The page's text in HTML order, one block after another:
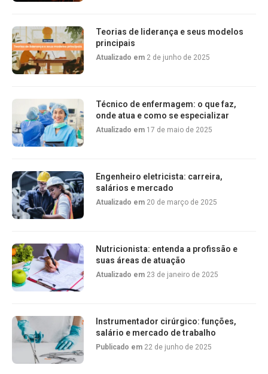
Teorias de liderança e seus modelos
principais
Atualizado em 2 de junho de 2025
Técnico de enfermagem: o que faz,
onde atua e como se especializar
Atualizado em 17 de maio de 2025
Engenheiro eletricista: carreira,
salários e mercado
Atualizado em 20 de março de 2025
Nutricionista: entenda a profissão e
suas áreas de atuação
Atualizado em 23 de janeiro de 2025
Instrumentador cirúrgico: funções,
salário e mercado de trabalho
Publicado em 22 de junho de 2025